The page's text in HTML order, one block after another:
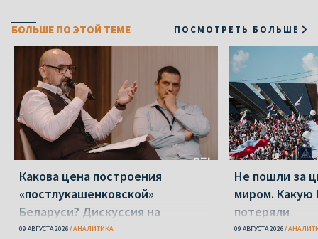
БОЛЬШЕ ПО ЭТОЙ ТЕМЕ ПОСМОТРЕТЬ БОЛЬШЕ
Какова цена построения
«постлукашенковской»
Беларуси? Дискуссия на
конференции «Новая Беларусь»
09 АВГУСТА 2026 АНАЛИТИКА
Не пошли за
миром. Какую
потеряли
09 АВГУСТА 2026